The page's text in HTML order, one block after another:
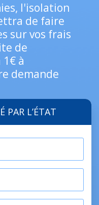
l'isolation
de faire
sur vos frais
de
à
demande
PAR L’ÉTAT